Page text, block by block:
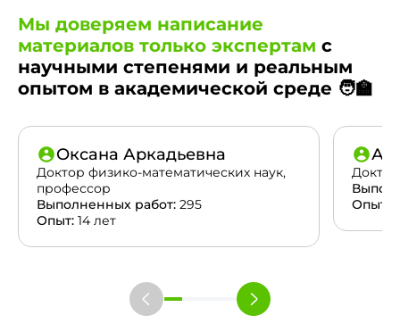
Мы доверяем написание
материалов только экспертам с
научными степенями и реальным
опытом в академической среде 🧑‍🏫
Оксана Аркадьевна
Доктор физико-математических наук,
профессор
Выполненных работ: 295
Опыт: 14 лет
Опыт: